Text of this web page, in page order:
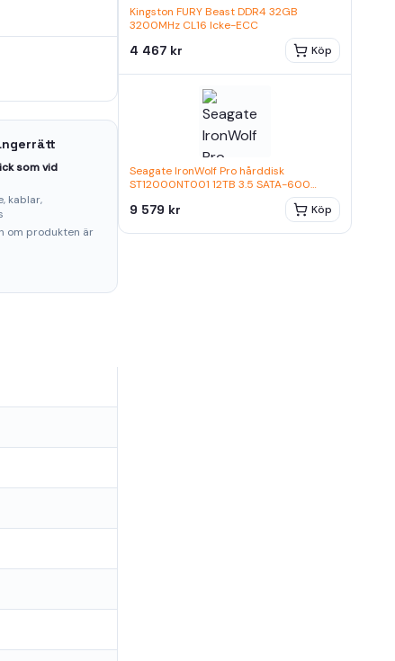
som vid
kablar,
om produkten är
Kingston FURY Beast DDR4 32GB
3200MHz CL16 Icke-ECC
4 467 kr Köp
Seagate IronWolf Pro hårddisk
ST12000NT001 12TB 3.5 SATA-600
9 579 kr Köp